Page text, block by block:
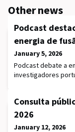
Other news
Podcast
energia de
January 5, 2026
Podcast debate a
investigadores
Consulta
2026
January 12, 2026